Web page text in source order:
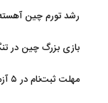
رشد تورم چین
بازی بزرگ چین در
مهلت ثبت‌نام در ۵ آزمون علوم پزشکی دوباره تمدید شد